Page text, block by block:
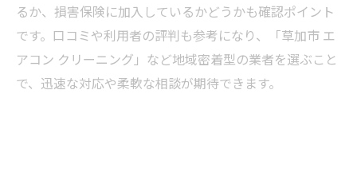
るか、損害保険に加入しているかどうかも確認ポイント
です。口コミや利用者の評判も参考になり、「草加市 エ
アコン クリーニング」など地域密着型の業者を選ぶこと
で、迅速な対応や柔軟な相談が期待できます。